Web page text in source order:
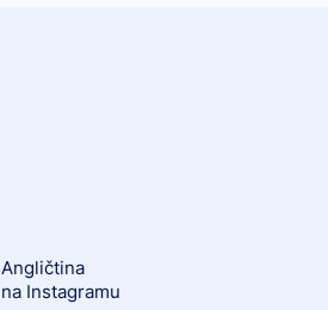
Angličtina
na Instagramu